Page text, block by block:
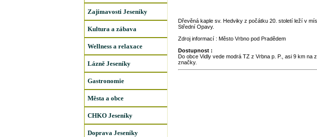
Zajímavosti Jeseníky
Kultura a zábava
Wellness a relaxace
Lázně Jeseníky
Gastronomie
Města a obce
CHKO Jeseníky
Doprava Jeseníky
Dřevěná kaple sv. Hedviky z počátku 20. století leží v
Střední Opavy.
Zdroj informací : Město Vrbno pod Pradědem
Dostupnost :
Do obce Vidly vede modrá TZ z Vrbna p. P., asi 9 km
značky.